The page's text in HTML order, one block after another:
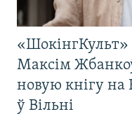
Максім
новую кнігу
ў Вільні